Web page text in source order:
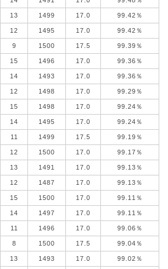
13 1499 17.0 99.42％
12 1495 17.0 99.42％
9 1500 17.5 99.39％
15 1496 17.0 99.36％
14 1493 17.0 99.36％
12 1498 17.0 99.29％
15 1498 17.0 99.24％
14 1495 17.0 99.24％
11 1499 17.5 99.19％
12 1500 17.0 99.17％
13 1491 17.0 99.13％
12 1487 17.0 99.13％
15 1500 17.0 99.11％
14 1497 17.0 99.11％
11 1496 17.0 99.06％
8 1500 17.5 99.04％
13 1493 17.0 99.02％